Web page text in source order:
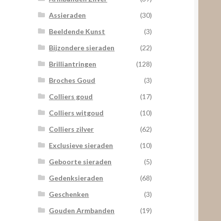
Assieraden
(30)
Beeldende Kunst
(3)
Bijzondere sieraden
(22)
Brilliantringen
(128)
Broches Goud
(3)
Colliers goud
(17)
Colliers witgoud
(10)
Colliers zilver
(62)
Exclusieve sieraden
(10)
Geboorte sieraden
(5)
Gedenksieraden
(68)
Geschenken
(3)
Gouden Armbanden
(19)